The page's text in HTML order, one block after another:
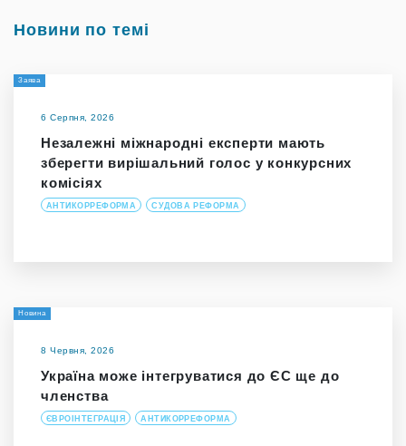
Новини по темі
Заява
6 Серпня, 2026
Незалежні міжнародні експерти мають
зберегти вирішальний голос у конкурсних
комісіях
АНТИКОРРЕФОРМА СУДОВА РЕФОРМА
Новина
8 Червня, 2026
Україна може інтегруватися до ЄС ще до
членства
ЄВРОІНТЕГРАЦІЯ АНТИКОРРЕФОРМА